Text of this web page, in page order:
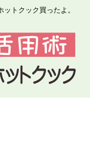
トクック買ったよ。